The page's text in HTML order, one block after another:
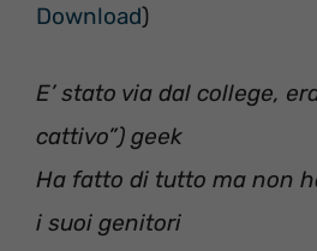
Download)
E’ stato via dal college,
cattivo”) geek
Ha fatto di tutto ma non
i suoi genitori